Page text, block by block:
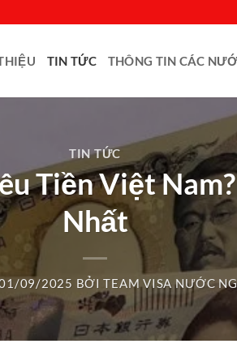
TIN TỨC THÔNG TIN CÁC
TIN TỨC
Tiền Việt
Nhất
09/2025 BỞITEAM VISA NƯỚC